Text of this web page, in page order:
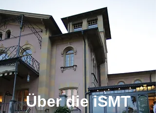
Über die iSMT